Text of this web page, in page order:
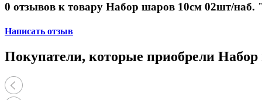
0 отзывов к товару Набор шаров 10см 02шт/наб.
Написать отзыв
Покупатели, которые приобрели